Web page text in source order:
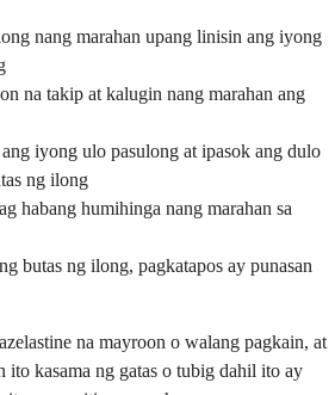
nang marahan upang linisin ang iyong
na takip at kalugin nang marahan ang
iyong ulo pasulong at ipasok ang dulo
ng ilong
habang humihinga nang marahan sa
butas ng ilong, pagkatapos ay punasan
na mayroon o walang pagkain, at
kasama ng gatas o tubig dahil ito ay